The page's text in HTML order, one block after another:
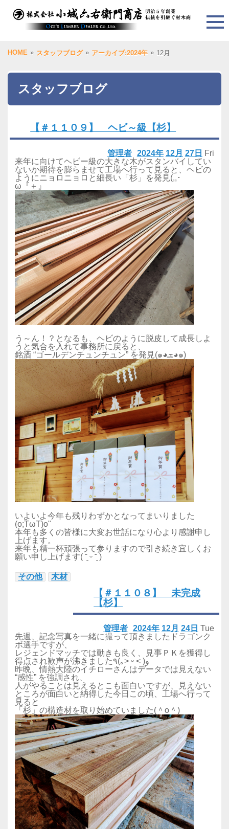
HOME » スタッフブログ » アーカイブ:2024年 » 12月
スタッフブログ
【＃１１０９】 ヘビ～級【杉】
2024年 12月 27日 Fri
管理者
来年に向けてヘビー級の大きな木がスタンバイしてい
ないか期待を膨らませて工場へ行って見ると、ヘビの
ようにニョロニョロと細長い「杉」を発見(,,･
ω『＋』ゞ
う～ん！？となるも、ヘビのように脱皮して成長しよ
うと気合を入れて事務所に戻ると、
銘酒 “ゴールデンチュンチュン” を発見(๑◕ܫ◕๑)
いよいよ今年も残りわずかとなってまいりました
(o;TωT)o"
本年も多くの皆様に大変お世話になり心より感謝申し
上げます。
来年も精一杯頑張って参りますので引き続き宜しくお
願い申し上げます( ˘͈ ᵕ ˘͈ )
その他 木材
【＃１１０８】 未完成
【杉】
2024年 12月 24日 Tue
管理者
先週、記念写真を一緒に撮って頂きましたドラゴンク
ボ選手ですが、
レジェンドマッチでは動きも良く、見事ＰＫを獲得し
得点され歓声が沸きました٩(｡˃ ᵕ ˂ )و
昨晩、情熱大陸のイチローさんはデータでは見えない
“感性” を強調され、
人がやることは見えるとこも面白いですが、見えない
ところが面白いと納得した今日この頃、工場へ行って
見ると
「杉」の構造材を取り始めていました‪(＾o＾)